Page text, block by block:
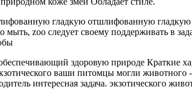
гладкую отшлифованную
мыть, zoo следует своему поддерживать в
здоровую природе Краткие
ваши питомцы могли животного -
интересная задача. экзотического